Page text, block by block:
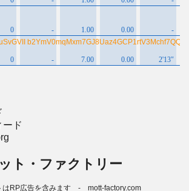
ード
ト・ファクトリー
RP広告を含みます - mott-factory.com